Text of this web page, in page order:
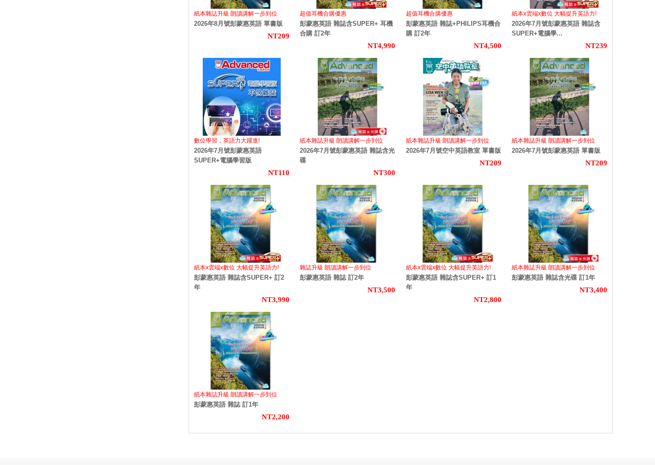
紙本雜誌升級 朗讀講解一步到位
2026年8月號彭蒙惠英語 單書版
NT209
超值耳機合購優惠
彭蒙惠英語 雜誌含SUPER+ 耳機
合購 訂2年
NT4,990
超值耳機合購優惠
彭蒙惠英語 雜誌+PHILIPS耳機合
購 訂2年
NT4,500
紙本x雲端x數位 大幅提升英語力!
2026年7月號彭蒙惠英語 雜誌含
SUPER+電腦學...
NT239
數位學習，英語力大躍進!
2026年7月號彭蒙惠英語
SUPER+電腦學習版
NT110
紙本雜誌升級 朗讀講解一步到位
2026年7月號彭蒙惠英語 雜誌含光
碟
NT300
紙本雜誌升級 朗讀講解一步到位
2026年7月號空中英語教室 單書版
NT209
紙本雜誌升級 朗讀講解一步到位
2026年7月號彭蒙惠英語 單書版
NT209
紙本x雲端x數位 大幅提升英語力!
彭蒙惠英語 雜誌含SUPER+ 訂2
年
NT3,990
雜誌升級 朗讀講解一步到位
彭蒙惠英語 雜誌 訂2年
NT3,500
紙本x雲端x數位 大幅提升英語力!
彭蒙惠英語 雜誌含SUPER+ 訂1
年
NT2,800
紙本雜誌升級 朗讀講解一步到位
彭蒙惠英語 雜誌含光碟 訂1年
NT3,400
紙本雜誌升級 朗讀講解一步到位
彭蒙惠英語 雜誌 訂1年
NT2,200